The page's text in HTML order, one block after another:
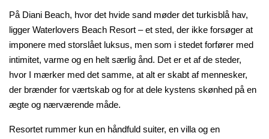
På Diani Beach, hvor det hvide sand møder det turkisblå hav,
ligger Waterlovers Beach Resort – et sted, der ikke forsøger at
imponere med storslået luksus, men som i stedet forfører med
intimitet, varme og en helt særlig ånd. Det er et af de steder,
hvor I mærker med det samme, at alt er skabt af mennesker,
der brænder for værtskab og for at dele kystens skønhed på en
ægte og nærværende måde.
Resortet rummer kun en håndfuld suiter, en villa og en